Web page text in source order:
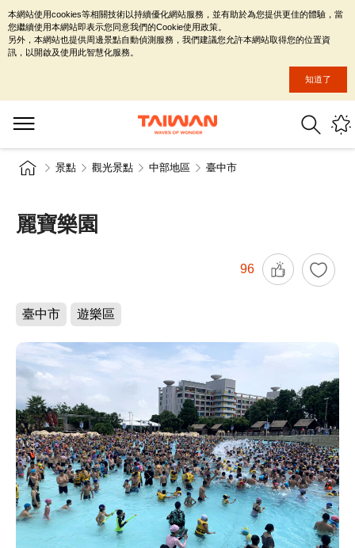
景點 觀光景點 中部地區 臺中市
麗寶樂園
96
臺中市 遊樂區
本網站使用cookies等相關技術以持續優化網站服務，並有助於為您提供更佳的體驗，當
您繼續使用本網站即表示您同意我們的Cookie使用政策。
另外，本網站也提供周邊景點自動偵測服務，我們建議您允許本網站取得您的位置資
訊，以開啟及使用此智慧化服務。
知道了